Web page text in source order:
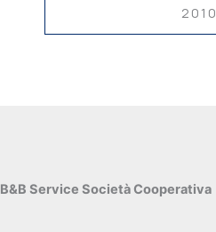
2010
B&B Service Società Cooperativa